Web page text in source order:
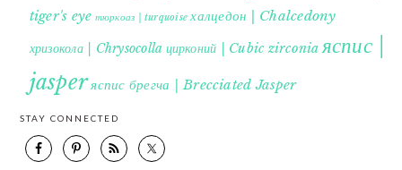
tiger's eye тюркоаз | turquoise халцедон | Chalcedony
хризокола | Chrysocolla цирконий | Cubic zirconia яспис |
jasperяспис брегча | Brecciated Jasper
STAY CONNECTED